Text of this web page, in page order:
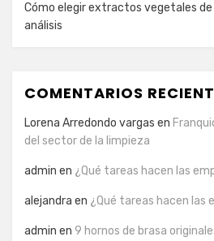
Cómo elegir extractos vegetales de
análisis
COMENTARIOS
Lorena Arredondo vargas en
del sector de la limpieza
admin en ¿Qué tareas hacen las
alejandra en ¿Qué tareas hacen las
admin en 9 hornos de brasa